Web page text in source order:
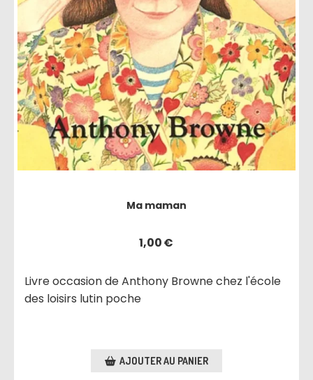
Ma maman
1,00€
Livre occasion de Anthony Browne chez l'école
des loisirs lutin poche
AJOUTER AU PANIER